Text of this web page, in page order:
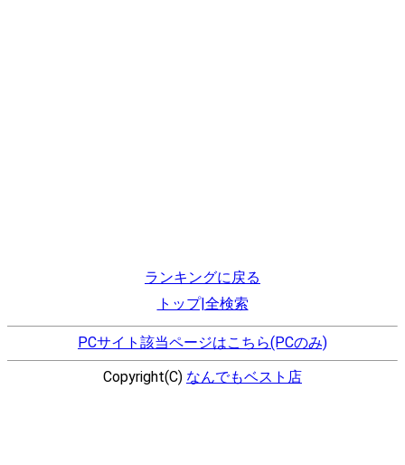
ランキングに戻る
トップ|全検索
PCサイト該当ページはこちら(PCのみ)
Copyright(C) なんでもベスト店